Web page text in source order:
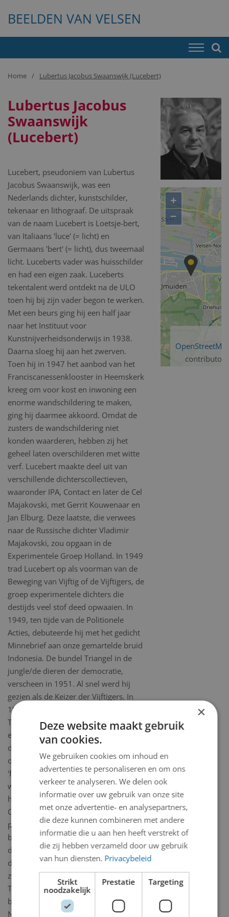
BEELDEN VAN VELSEN
Home Lubertus Jacobus Swaanswijk (Lucebert)
Lubertus Jacobus
Swaanswijk
(Lucebert)
Lucebert, pseudoniem van Lubertus
Jacobus Swaanswijk, was een
Nederlands dichter, kunstschilder,
tekenaar en lithograaf. De uitspraak
van de naam Lucebert is Loetsje-bert,
van Italiaans 'luce' (= licht) en
Germaans 'bert' (= licht), dus tweemaal
licht. Luceberts vader was huisschilder
en had een eigen zaak. Luceberts
tekentalent werd ontdekt na de ULO
toen hij bij zijn vader begon te werken.
Met een beurs ging hij een half jaar
naar het Instituut voor
Kunstnijverheidsonderwijs in 1938.
Daarna sloeg hij aan het zwerven.
Toen hij in 1947 het aanbod van het
Franciscanessenklooster in Heemskerk
kreeg om voor kost en inwoning een
enorme wandschildering te maken,
ging hij daarmee akkoord. Omdat de
zusters de wandschildering niet
konden waarderen, hebben zij het
geheel laten overschilderen met witte
verf. Lucebert maakte deel uit van
verschillende dichterscollectieven,
waaronder IPA, Contact en later de Cel
Majakovski, met Gerrit Kouwenaar en
Jan Elburg. Deze laatste, die verwees
naar de Russische dichter Vladimir
Majakovski, zou opgaan in de
Experimentele Groep Holland. In 1949
trad Lucebert op als voorman van de
Beweging van Vijftig of de Vijftigers, de
groep experimentele dichters die
destijds veel stof deed opwaaien. In
1949, ten tijde van de Politionele
Acties, debuteerde hij met het gedicht
Minnebrief aan onze gemartelde bruid
Indonesia. De bundel Triangel in de
jungle/de dieren der democratie,
verscheen in 1951. Al snel werd hij
gezien als de Keizer der Vijftigers. In
1953 ontmoette hij zijn echtgenote,
Tony Koek. Ze gingen in Bergen wonen
en zouden onafscheidelijk blijven. In
de jaren zestig legde hij zich vooral toe
op de beeldende kunst, die destijds
'figuratief-expressionistisch' genoemd
werd. Zijn schilderwerk, dat vooral in
het begin sterk beïnvloed was door
Cobra, geeft blijk van een vrij
pessimistisch wereldbeeld. Vanaf 1981
brak met de bundel Oogsten in de
dwaaltuin een nieuwe creatieve
dichtperiode aan, waarin zijn poëzie
zwarter en toch ook socialer was.
Tegenwoordig wordt Lucebert
beschouwd als één van de grootste
Nederlandstalige dichters van de
+
−
×
Deze website maakt gebruik
van cookies.
We gebruiken cookies om inhoud en
advertenties te personaliseren en om ons
verkeer te analyseren. We delen ook
informatie over uw gebruik van onze site
met onze advertentie- en analysepartners,
die deze kunnen combineren met andere
informatie die u aan hen heeft verstrekt of
die zij hebben verzameld door uw gebruik
van hun diensten. Privacybeleid
Strikt
noodzakelijk
Prestatie Targeting